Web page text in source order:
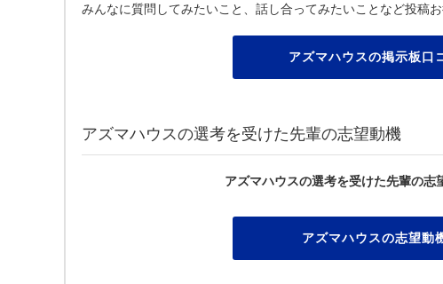
みんなに質問してみたいこと、話し合ってみたいことなど投稿お
アズマハウスの掲示板口
アズマハウスの選考を受けた先輩の志望動機
アズマハウスの選考を受けた先輩の志
アズマハウスの志望動